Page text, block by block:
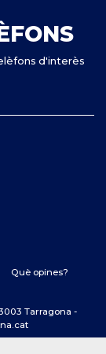
d'interès
Què opines?
Tarragona -